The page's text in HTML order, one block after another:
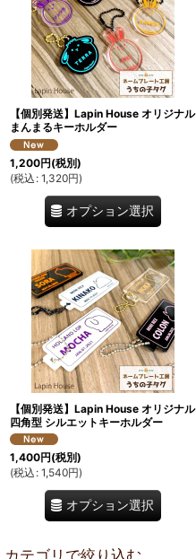
【個別発送】Lapin House オリジナル
まんまるキーホルダー
1,200円(税別)
(税込 : 1,320円)
オプション選択
【個別発送】Lapin House オリジナル
四角型 シルエットキーホルダー
1,400円(税別)
(税込 : 1,540円)
オプション選択
カテゴリで絞り込む